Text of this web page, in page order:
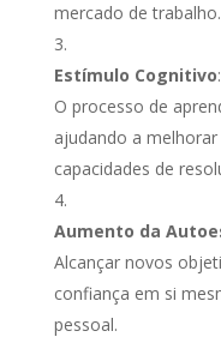
mercado de trabalho.
Estímulo Cognitivo:
O processo de
ajudando a
capacidades de
Aumento da
Alcançar novos
confiança em si
pessoal.